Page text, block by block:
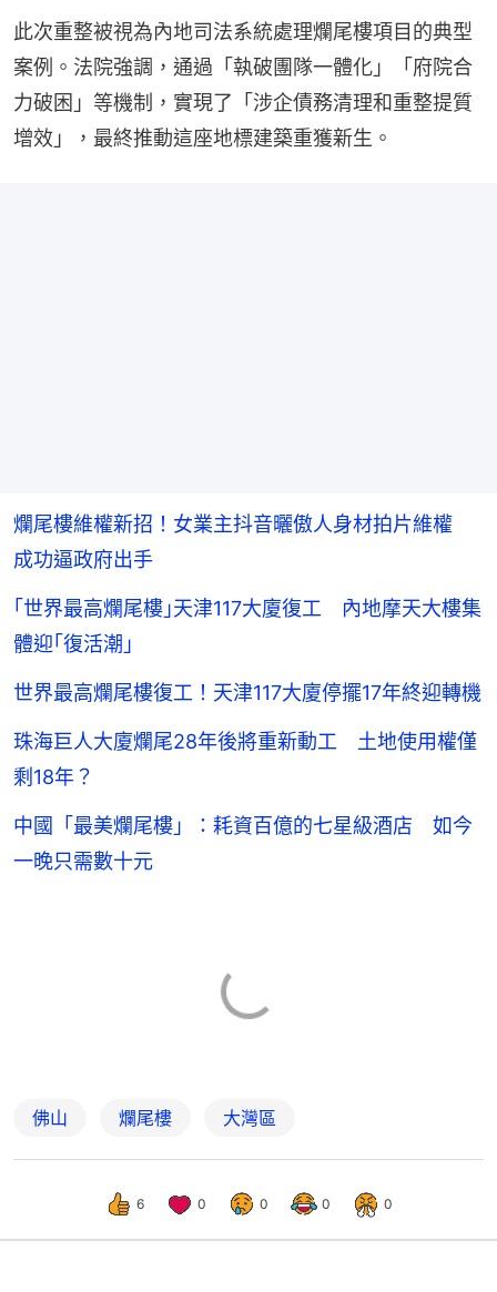
此次重整被視為內地司法系統處理爛尾樓項目的典型
案例。法院強調，通過「執破團隊一體化」「府院合
力破困」等機制，實現了「涉企債務清理和重整提質
增效」，最終推動這座地標建築重獲新生。
爛尾樓維權新招！女業主抖音曬傲人身材拍片維權
成功逼政府出手
｢世界最高爛尾樓｣天津117大廈復工 內地摩天大樓集
體迎｢復活潮｣
世界最高爛尾樓復工！天津117大廈停擺17年終迎轉機
珠海巨人大廈爛尾28年後將重新動工 土地使用權僅
剩18年？
中國「最美爛尾樓」：耗資百億的七星級酒店 如今
一晚只需數十元
佛山 爛尾樓 大灣區
6 0 0 0 0